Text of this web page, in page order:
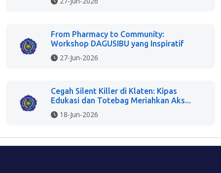
From Pharmacy to Community:
Workshop DAGUSIBU yang Inspiratif
27-Jun-2026
Cegah Silent Killer di Klaten: Kipas
Edukasi dan Totebag Meriahkan Aks...
18-Jun-2026